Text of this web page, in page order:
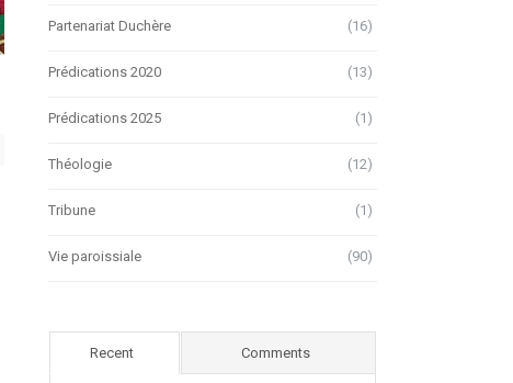
Partenariat Duchère (16)
Prédications 2020 (13)
Prédications 2025 (1)
Théologie (12)
Tribune (1)
Vie paroissiale (90)
Recent Comments